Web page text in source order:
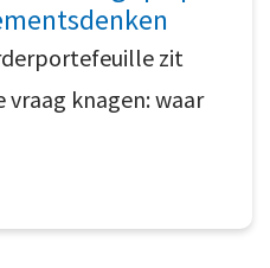
zit
knagen: waar